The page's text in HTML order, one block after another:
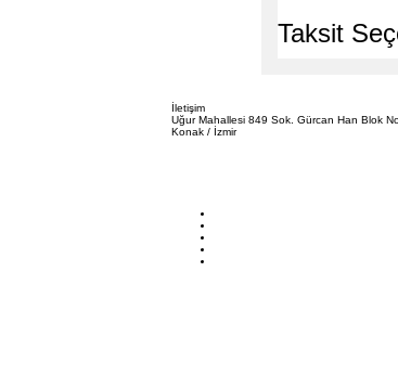
Taksit
İletişim
Uğur Mahallesi 849 Sok. Gürcan Han Blok
Konak / İzmir